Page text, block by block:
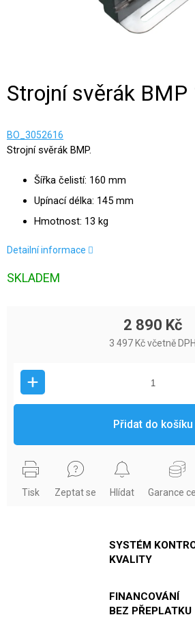
Strojní svěrák BMP
BO_3052616
Strojní svěrák BMP.
Šířka čelistí: 160 mm
Upínací délka: 145 mm
Hmotnost: 13 kg
Detailní informace
SKLADEM
2 890 Kč
3 497 Kč včetně DPH
Přidat do košíku
Tisk Zeptat se Hlídat Garance
SYSTÉM
KVALITY
FINANCOVÁNÍ
BEZ PŘEPLATKU